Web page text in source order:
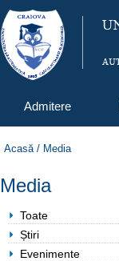
Admitere
Acasă/ Media
Media
Toate
Știri
Evenimente